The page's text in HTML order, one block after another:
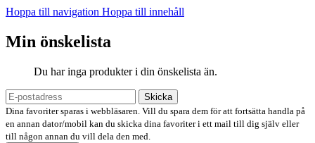
Hoppa till navigation Hoppa till innehåll
Min önskelista
Du har inga produkter i din önskelista än.
Skicka
Dina favoriter sparas i webbläsaren. Vill du spara dem för att fortsätta handla på
en annan dator/mobil kan du skicka dina favoriter i ett mail till dig själv eller
till någon annan du vill dela den med.